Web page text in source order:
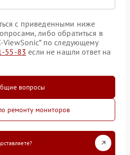
с приведенными ниже
либо обратиться в
ViewSonic” по следующему
55-83 если не нашли ответ на
вопросы
ремонту мониторов